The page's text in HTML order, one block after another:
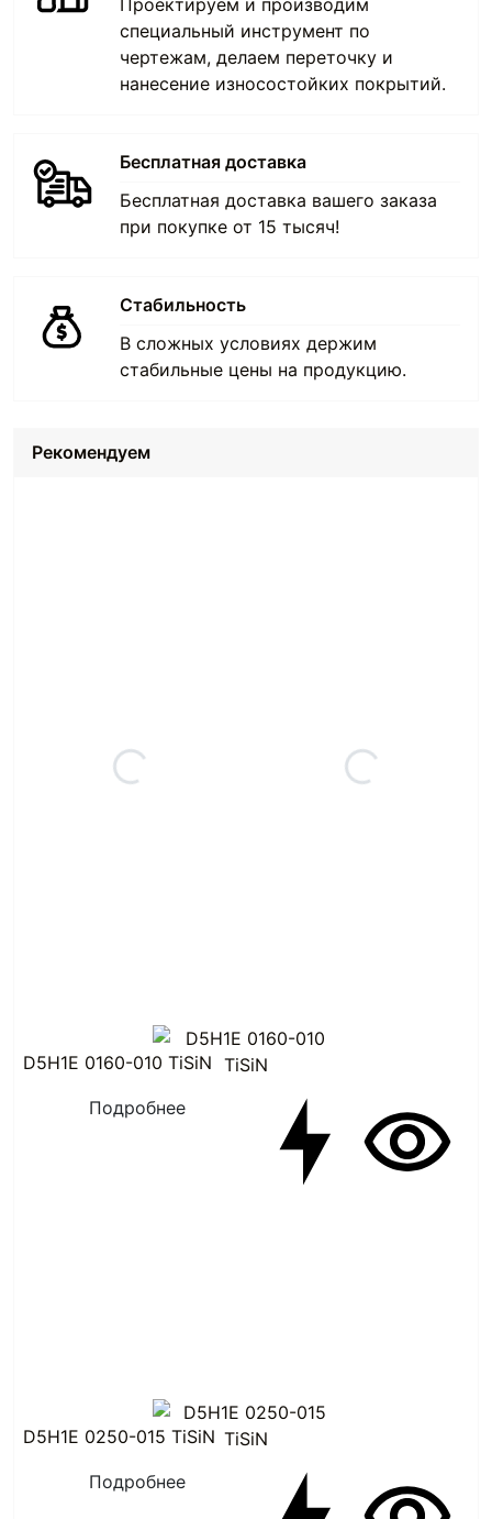
специальный инструмент по
чертежам, делаем переточку и
нанесение износостойких покрытий.
Бесплатная доставка
Бесплатная доставка вашего заказа
при покупке от 15 тысяч!
Стабильность
В сложных условиях держим
стабильные цены на продукцию.
Рекомендуем
D5H1E 0160-010 TiSiN
Подробнее
D5H1E 0250-015 TiSiN
Подробнее